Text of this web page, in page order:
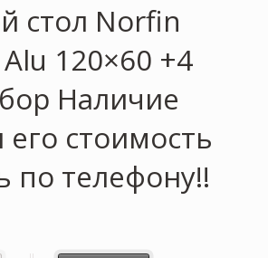
стол Norfin
120×60 +4
Наличие
его стоимость
по телефону!!